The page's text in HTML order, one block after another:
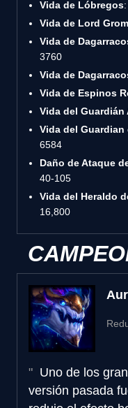
Vida de Lóbregos
Vida de Lord
Vida de
3760
Vida de
Vida de Espinos
Vida del Guardián
Vida del
6584
Daño de Ataque
40-105
Vida del Heraldo
16,800
Uno de los
versión pasada